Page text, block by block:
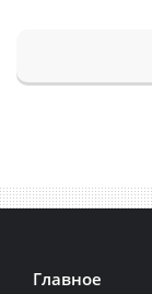
Главное